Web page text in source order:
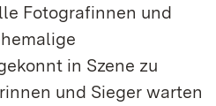
Fotografinnen und
in Szene zu
und Sieger warten